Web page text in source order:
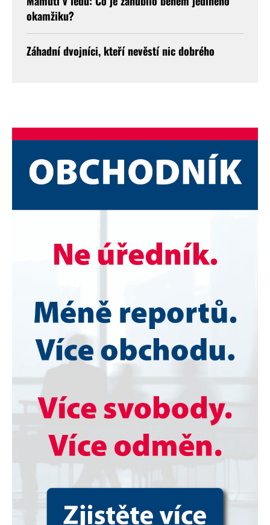
okamžiku?
Záhadní dvojníci, kteří nevěstí nic dobrého